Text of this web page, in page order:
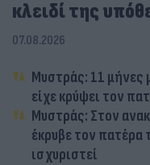
κλειδί της
07.08.2026
Μυστράς: 11 μήνες
είχε κρύψει τον
Μυστράς: Στον
έκρυβε τον πατέρα
ισχυριστεί